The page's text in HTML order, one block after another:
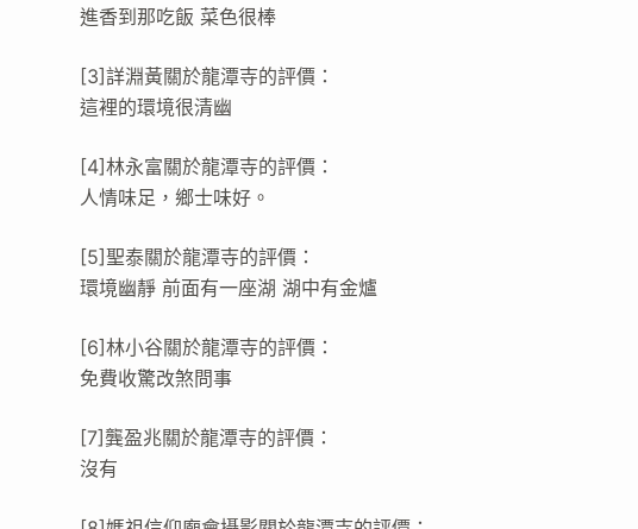
進香到那吃飯 菜色很棒
[3]詳淵黃關於龍潭寺的評價：
這裡的環境很清幽
[4]林永富關於龍潭寺的評價：
人情味足，鄉士味好。
[5]聖泰關於龍潭寺的評價：
環境幽靜 前面有一座湖 湖中有金爐
[6]林小谷關於龍潭寺的評價：
免費收驚改煞問事
[7]龔盈兆關於龍潭寺的評價：
沒有